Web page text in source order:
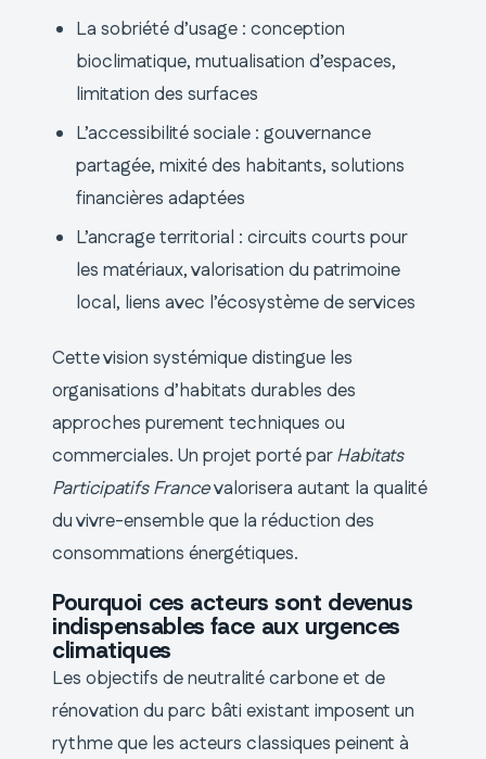
La sobriété d’usage : conception
bioclimatique, mutualisation d’espaces,
limitation des surfaces
L’accessibilité sociale : gouvernance
partagée, mixité des habitants, solutions
financières adaptées
L’ancrage territorial : circuits courts pour
les matériaux, valorisation du patrimoine
local, liens avec l’écosystème de services
Cette vision systémique distingue les
organisations d’habitats durables des
approches purement techniques ou
commerciales. Un projet porté parHabitats
Participatifs Francevalorisera autant la qualité
du vivre-ensemble que la réduction des
consommations énergétiques.
Pourquoi ces acteurs sont devenus
indispensables face aux urgences
climatiques
Les objectifs de neutralité carbone et de
rénovation du parc bâti existant imposent un
rythme que les acteurs classiques peinent à